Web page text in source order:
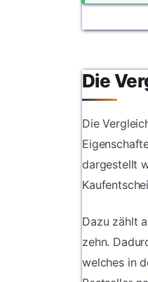
Die
Die
dargestellt
Dazu zählt
zehn.
welches in